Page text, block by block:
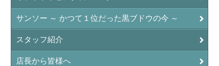
サンソー ～ かつて１位だった黒ブドウの今 ～
スタッフ紹介
店長から皆様へ